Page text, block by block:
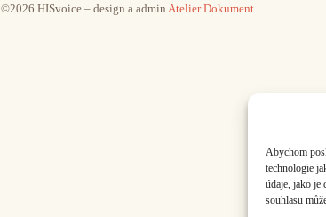
Abychom
technologie
údaje, jako je
souhlasu
©2026 HISvoice – design a admin Atelier Dokument